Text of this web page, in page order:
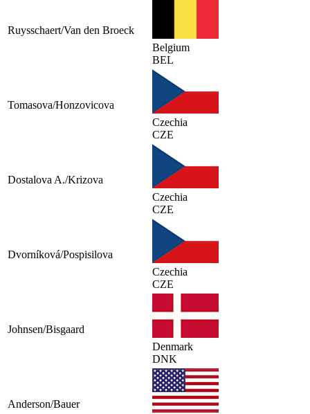
Ruysschaert/Van den Broeck
Belgium
BEL
Tomasova/Honzovicova
Czechia
CZE
Dostalova A./Krizova
Czechia
CZE
Dvorníková/Pospisilova
Czechia
CZE
Johnsen/Bisgaard
Denmark
DNK
Anderson/Bauer